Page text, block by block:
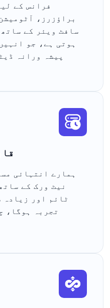
فرانس کے
براؤزرز،
سافٹ ویئر کے
ہوتی ہے، جو
پیشہ ورانہ
ہمارے انتہائی
نیٹ ورک کے
ٹائم اور زیادہ
تجربہ ہوگا،